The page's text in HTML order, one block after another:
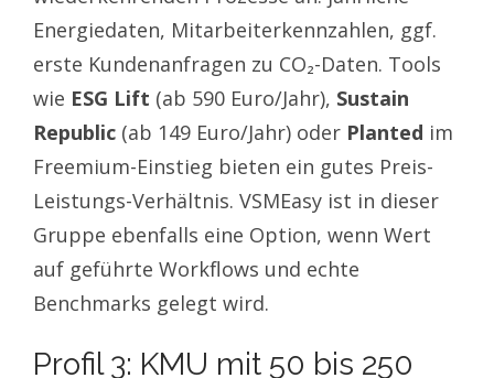
Energiedaten, Mitarbeiterkennzahlen, ggf.
erste Kundenanfragen zu CO₂-Daten. Tools
wie ESG Lift (ab 590 Euro/Jahr), Sustain
Republic (ab 149 Euro/Jahr) oder Planted im
Freemium-Einstieg bieten ein gutes Preis-
Leistungs-Verhältnis. VSMEasy ist in dieser
Gruppe ebenfalls eine Option, wenn Wert
auf geführte Workflows und echte
Benchmarks gelegt wird.
Profil 3: KMU mit 50 bis 250